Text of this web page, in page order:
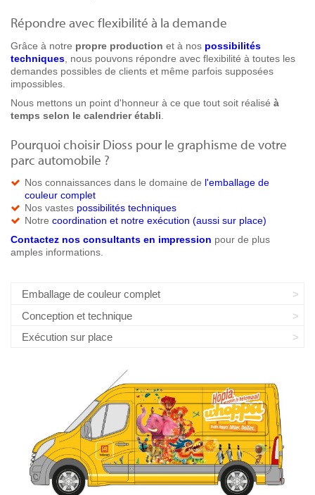
Répondre avec flexibilité à la demande
Grâce à notre propre production et à nos possibilités
techniques , nous pouvons répondre avec flexibilité à toutes les
demandes possibles de clients et même parfois supposées
impossibles.
Nous mettons un point d'honneur à ce que tout soit réalisé à
temps selon le calendrier établi
Pourquoi choisir Dioss pour le graphisme de votre
parc automobile ?
Nos connaissances dans le domaine de l'emballage de
couleur complet
Nos vastes possibilités techniques
Notre coordination et notre exécution (aussi sur place)
Contactez nos consultants en impression pour de plus
amples informations.
Emballage de couleur complet
Conception et technique
Exécution sur place